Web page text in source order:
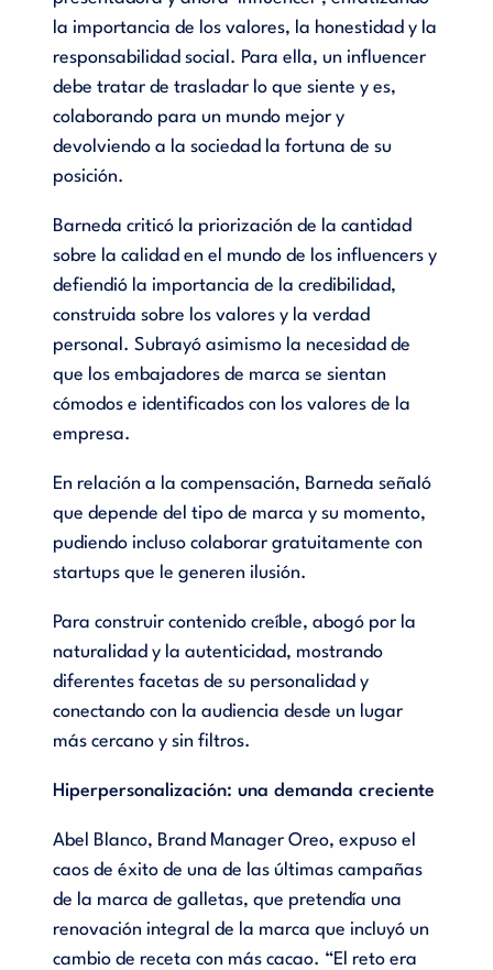
la importancia de los valores, la honestidad y la
responsabilidad social. Para ella, un influencer
debe tratar de trasladar lo que siente y es,
colaborando para un mundo mejor y
devolviendo a la sociedad la fortuna de su
posición.
Barneda criticó la priorización de la cantidad
sobre la calidad en el mundo de los influencers y
defiendió la importancia de la credibilidad,
construida sobre los valores y la verdad
personal. Subrayó asimismo la necesidad de
que los embajadores de marca se sientan
cómodos e identificados con los valores de la
empresa.
En relación a la compensación, Barneda señaló
que depende del tipo de marca y su momento,
pudiendo incluso colaborar gratuitamente con
startups que le generen ilusión.
Para construir contenido creíble, abogó por la
naturalidad y la autenticidad, mostrando
diferentes facetas de su personalidad y
conectando con la audiencia desde un lugar
más cercano y sin filtros.
Hiperpersonalización: una demanda creciente
Abel Blanco, Brand Manager Oreo, expuso el
caos de éxito de una de las últimas campañas
de la marca de galletas, que pretendía una
renovación integral de la marca que incluyó un
cambio de receta con más cacao. “El reto era